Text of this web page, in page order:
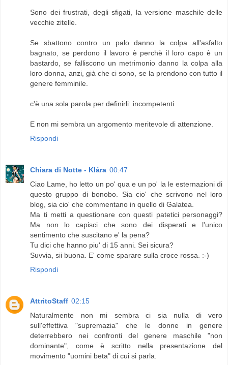
Sono dei frustrati, degli sfigati, la versione maschile delle
vecchie zitelle.
Se sbattono contro un palo danno la colpa all'asfalto
bagnato, se perdono il lavoro è perchè il loro capo è un
bastardo, se falliscono un metrimonio danno la colpa alla
loro donna, anzi, già che ci sono, se la prendono con tutto il
genere femminile.
c'è una sola parola per definirli: incompetenti.
E non mi sembra un argomento meritevole di attenzione.
Rispondi
Chiara di Notte - Klára 00:47
Ciao Lame, ho letto un po' qua e un po' la le esternazioni di
questo gruppo di bonobo. Sia cio' che scrivono nel loro
blog, sia cio' che commentano in quello di Galatea.
Ma ti metti a questionare con questi patetici personaggi?
Ma non lo capisci che sono dei disperati e l'unico
sentimento che suscitano e' la pena?
Tu dici che hanno piu' di 15 anni. Sei sicura?
Suvvia, sii buona. E' come sparare sulla croce rossa. :-)
Rispondi
AttritoStaff 02:15
Naturalmente non mi sembra ci sia nulla di vero
sull'effettiva "supremazia" che le donne in genere
deterrebbero nei confronti del genere maschile "non
dominante", come è scritto nella presentazione del
movimento "uomini beta" di cui si parla.